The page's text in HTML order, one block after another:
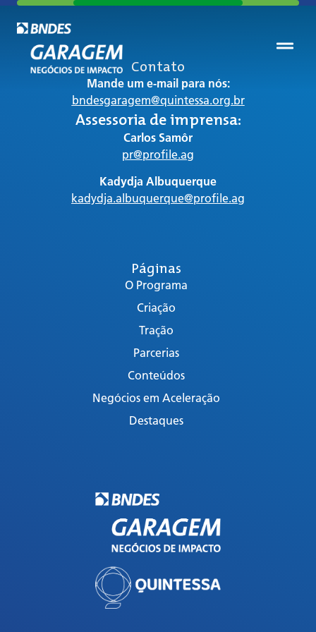
Páginas
O Programa
Criação
Tração
Parcerias
Conteúdos
Negócios em Aceleração
Destaques
Contato
Mande um e-mail para nós:
bndesgaragem@quintessa.org.br
Assessoria de imprensa:
Carlos Samôr
pr@profile.ag
Kadydja Albuquerque
kadydja.albuquerque@profile.ag